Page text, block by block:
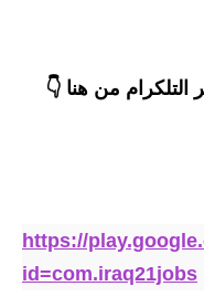
وقرارات وزارة التربية
المتوسطة
الاعدادية
التلكرام من هنا 👇
https://
id=com.iraq21jobs